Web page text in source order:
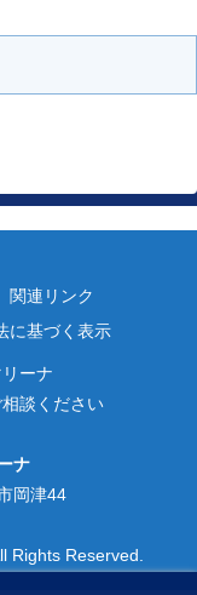
関連リンク
に基づく表示
ーナ
談ください
ナ
岡津44
Rights Reserved.